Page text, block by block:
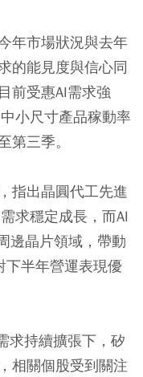
年市場狀況與去年
的能見度與信心同
前受惠AI需求強
小尺寸產品稼動率
第三季。
指出晶圓代工先進
求穩定成長，而AI
邊晶片領域，帶動
半年營運表現優
求持續擴張下，矽
相關個股受到關注